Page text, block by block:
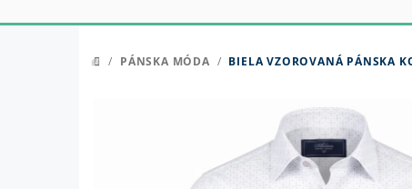
DOMOV
/ PÁNSKA MÓDA / BIELA VZOROVANÁ PÁNSKA